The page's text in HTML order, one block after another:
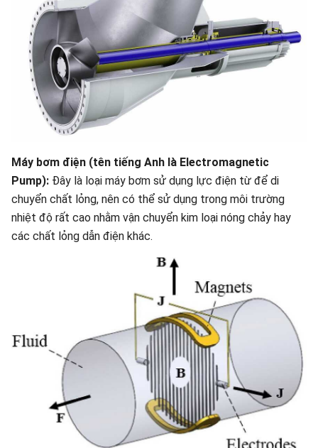
Máy bơm điện (tên tiếng Anh là Electromagnetic
Pump): Đây là loại máy bơm sử dụng lực điện từ để di
chuyển chất lỏng, nên có thể sử dụng trong môi trường
nhiệt độ rất cao nhằm vận chuyển kim loại nóng chảy hay
các chất lỏng dẫn điện khác.